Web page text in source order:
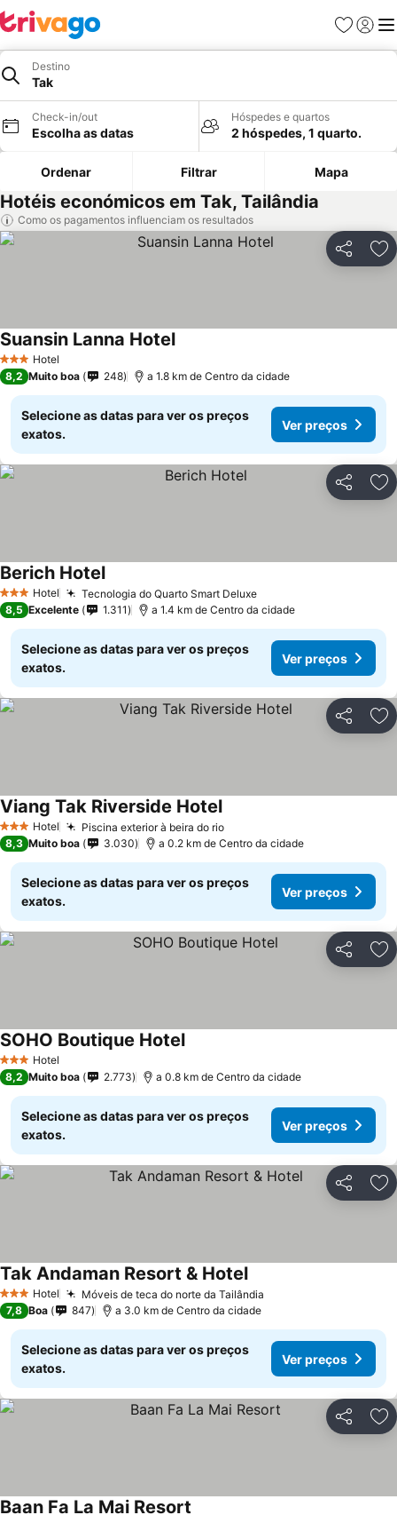
Favoritos
Iniciar
Destino
Tak
Check-in/out
Escolha as datas
Hóspedes e quartos
2 hóspedes, 1 quarto.
Ordenar Filtrar Mapa
Hotéis económicos em Tak, Tailândia
Como os pagamentos influenciam os resultados
Partilhar
3 EstrelasHotel
Suansin Lanna Hotel
8,2 Muito boa 248 a 1.8 km de Centro da cidade
Selecione as datas para ver os preços
exatos.
Ver preços
Partilhar
3 EstrelasHotel Tecnologia do Quarto Smart Deluxe
Berich Hotel
8,5 Excelente 1.311 a 1.4 km de Centro da cidade
Selecione as datas para ver os preços
exatos.
Ver preços
Partilhar
3 EstrelasHotel Piscina exterior à beira do rio
Viang Tak Riverside Hotel
8,3 Muito boa 3.030 a 0.2 km de Centro da cidade
Selecione as datas para ver os preços
exatos.
Ver preços
Partilhar
3 EstrelasHotel
SOHO Boutique Hotel
8,2 Muito boa 2.773 a 0.8 km de Centro da cidade
Selecione as datas para ver os preços
exatos.
Ver preços
Partilhar
3 EstrelasHotel Móveis de teca do norte da Tailândia
Tak Andaman Resort & Hotel
7,8 Boa 847 a 3.0 km de Centro da cidade
Selecione as datas para ver os preços
exatos.
Ver preços
Partilhar
Baan Fa La Mai Resort